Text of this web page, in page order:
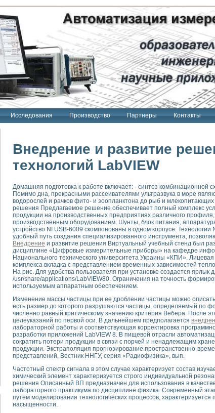
Исследования Производство Партнеры Контакты
"Сигнал-USB"
Интроскан
система
USB"
терапии серии СКАН
тензометрия и т.п.)
измерения параметров дизельных двигателей типа В-46
тяговых электродвигателей электровоза на базе устройств National
инструментов
элементной базы машин
module для моделирования электромагнитных процессов с целью
скорости подвижного состава для тренажера машиниста состава
исследований в гиперзвуковых аэродинамических трубах
Nl SCXI для ультразвуковых контрольно-измерительных систем
сварных швов металлоконструкций
зрения в составе системы управления движением
системы для лабораторных испытаний материалов методом
комплекс аппаратуры для определения тепловых и электрических
процессов ДВС в динамических режимах
систем передачи данных
для исследования АЧХ и ФЧХ активных фильтров
для исследования параметров двухполюсников резонансным
Внедрение и развитие
технологий LabVIEW
Домашняя подготовка к работе включает: - синтез
Помимо дна, прекрасными рассеивателями ультразвука в море
водорослей и рачков фито- и зоопланктона до рыб и млекопитающих
решения Предлагаемое решение обеспечивает полный комплекс
продукции на производственных предприятиях различного
производственным оборудованием. Шунты, блок питания,
устройство NI USB-6009 скомпонованы в одном корпусе.
удобный путь создания специализированного инструмента,
Внедрение и развитие решения Виртуальный учебный стенд был
дисциплине «Цифровые измерительные приборы» на кафедре
Национального технического университета Украины «КПИ».
комплекса вкладка с представлением временных зависимостей
На рис. Для удобства пользователя при установке создается ярлык
/usr/share/applications/LabVIEW80. Ограничения на точность
используемым аппаратным обеспечением.
Изменение массы частицы при ее дроблении частицы можно
есть размер до которого разрушаются частицы, определяемый по
численно равный критическому значению критерия Вебера. После
целеуказаний по первой оси. В дальнейшем предполагается
лабораторной работы и соответствующая корректировка
разработки приложений LabVIEW 8. В пищевой отрасли
сократить потери продукции в связи с порчей и ненадлежащим
продукции. Экстраполяция прогнозирование пространственно-
представлений, Вестник ННГУ, серия «Радиофизика», вып.
Частотный спектр сигнала в этом случае характеризует состав
химический элемент характеризуется строго индивидуальной
решения Описанный ВП предназначен для использования в
лабораторного практикума по дисциплине физика. Современный
путем моделирования технологических процессов,
насыщенности.